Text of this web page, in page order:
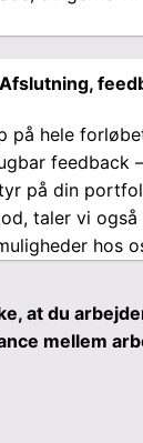
Afslutning,
på hele
feedback
på din
taler vi også
hos
at du
mellem